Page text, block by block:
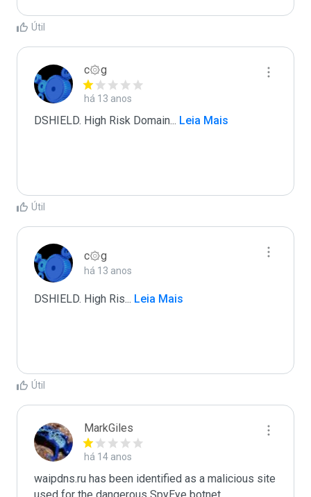
Útil
c۞g
há 13 anos
DSHIELD. High Risk Domain... Leia Mais
Útil
c۞g
há 13 anos
DSHIELD. High Ris... Leia Mais
Útil
MarkGiles
há 14 anos
waipdns.ru has been identified as a malicious site